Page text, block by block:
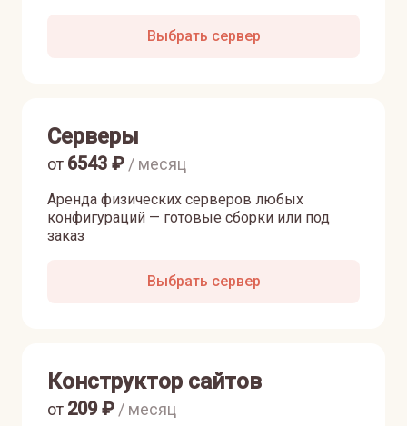
Выбрать сервер
Серверы
Аренда физических серверов любых
конфигураций — готовые сборки или под
заказ
от 6543 ₽ / месяц
Выбрать сервер
Конструктор сайтов
от 209₽ / месяц